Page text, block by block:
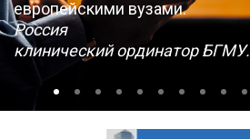
европейскими вузами.
Россия
клинический ординатор БГМУ.